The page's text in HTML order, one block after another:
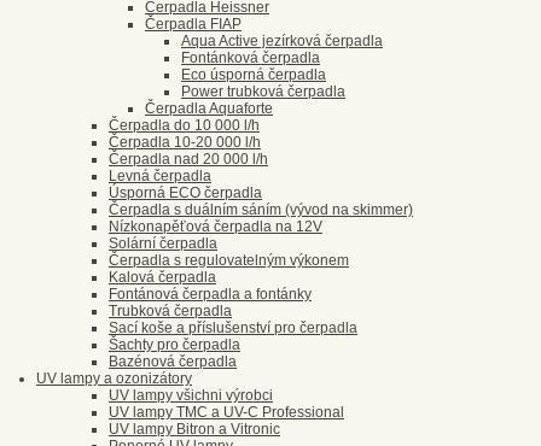
Čerpadla Heissner
Čerpadla FIAP
Aqua Active jezírková čerpadla
Fontánková čerpadla
Eco úsporná čerpadla
Power trubková čerpadla
Čerpadla Aquaforte
Čerpadla do 10 000 l/h
Čerpadla 10-20 000 l/h
Čerpadla nad 20 000 l/h
Levná čerpadla
Úsporná ECO čerpadla
Čerpadla s duálním sáním (vývod na skimmer)
Nízkonapěťová čerpadla na 12V
Solární čerpadla
Čerpadla s regulovatelným výkonem
Kalová čerpadla
Fontánová čerpadla a fontánky
Trubková čerpadla
Sací koše a příslušenství pro čerpadla
Šachty pro čerpadla
Bazénová čerpadla
UV lampy a ozonizátory
UV lampy všichni výrobci
UV lampy TMC a UV-C Professional
UV lampy Bitron a Vitronic